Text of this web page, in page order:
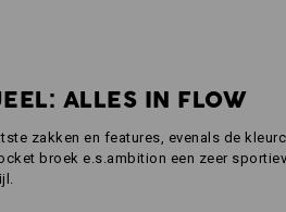
ALLES IN FLOW
zakken en features, evenals de
broek e.s.ambition een zeer